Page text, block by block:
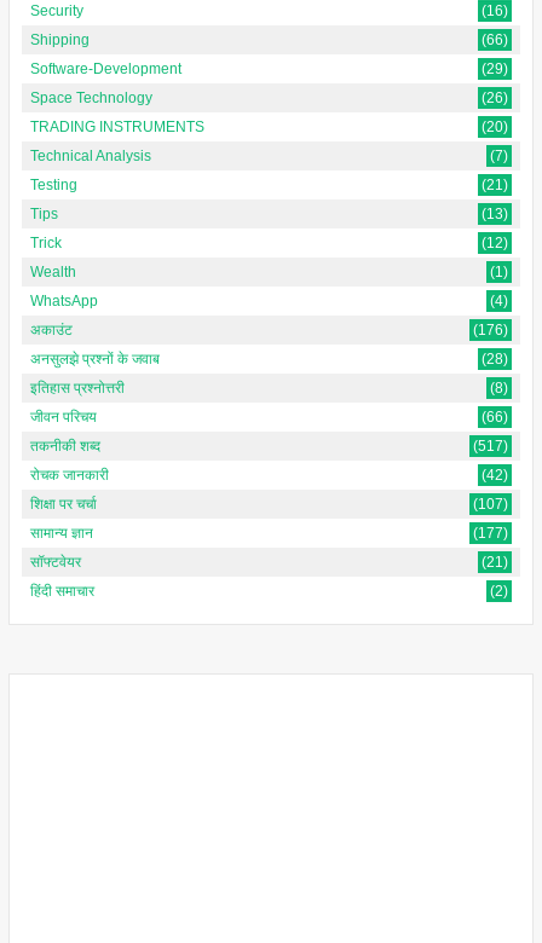
Security
(16)
Shipping
(66)
Software-Development
(29)
Space Technology
(26)
TRADING INSTRUMENTS
(20)
Technical Analysis
(7)
Testing
(21)
Tips
(13)
Trick
(12)
Wealth
(1)
WhatsApp
(4)
अकाउंट
(176)
अनसुलझे प्रश्नों के जवाब
(28)
इतिहास प्रश्नोत्तरी
(8)
जीवन परिचय
(66)
तकनीकी शब्द
(517)
रोचक जानकारी
(42)
शिक्षा पर चर्चा
(107)
सामान्य ज्ञान
(177)
सॉफ्टवेयर
(21)
हिंदी समाचार
(2)